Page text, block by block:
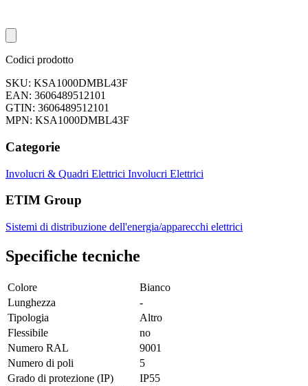
Codici prodotto
SKU: KSA1000DMBL43F
EAN: 3606489512101
GTIN: 3606489512101
MPN: KSA1000DMBL43F
Categorie
Involucri & Quadri Elettrici Involucri Elettrici
ETIM Group
Sistemi di distribuzione dell'energia/apparecchi elettrici
Specifiche tecniche
Colore
Bianco
Lunghezza
-
Tipologia
Altro
Flessibile
no
Numero RAL
9001
Numero di poli
5
Grado di protezione (IP)
IP55